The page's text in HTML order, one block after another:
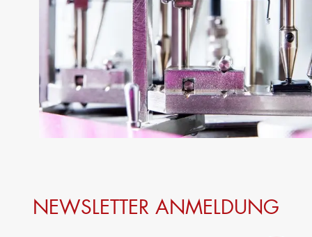
NEWSLETTER ANMELDUNG